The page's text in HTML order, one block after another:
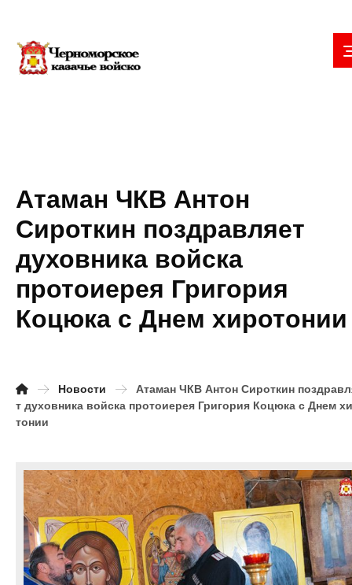
Атаман ЧКВ Антон
Сироткин поздравляет
духовника войска
протоиерея Григория
Коцюка с Днем хиротонии
Новости
Атаман ЧКВ Антон Сироткин
т духовника войска протоиерея Григория Коцюка с Днем
тонии